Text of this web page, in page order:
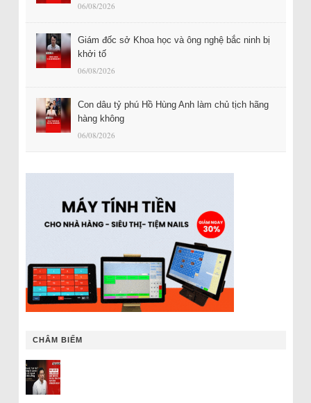
06/08/2026
Giám đốc sở Khoa học và ông nghệ bắc ninh bị
khởi tố
06/08/2026
Con dâu tỷ phú Hồ Hùng Anh làm chủ tịch hãng
hàng không
06/08/2026
CHÂM BIẾM